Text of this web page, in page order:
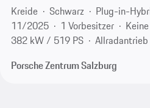
Kreide
Schwarz Plug-in-
11/2025
1 Vorbesitzer
382 kW / 519 PS
Allradantrieb
Porsche Zentrum Salzburg